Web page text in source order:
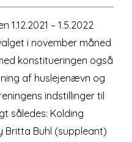
– 1.5.2022
i november måned
konstitueringen også
af huslejenævn og
indstillinger til
således: Kolding
Britta Buhl (suppleant)